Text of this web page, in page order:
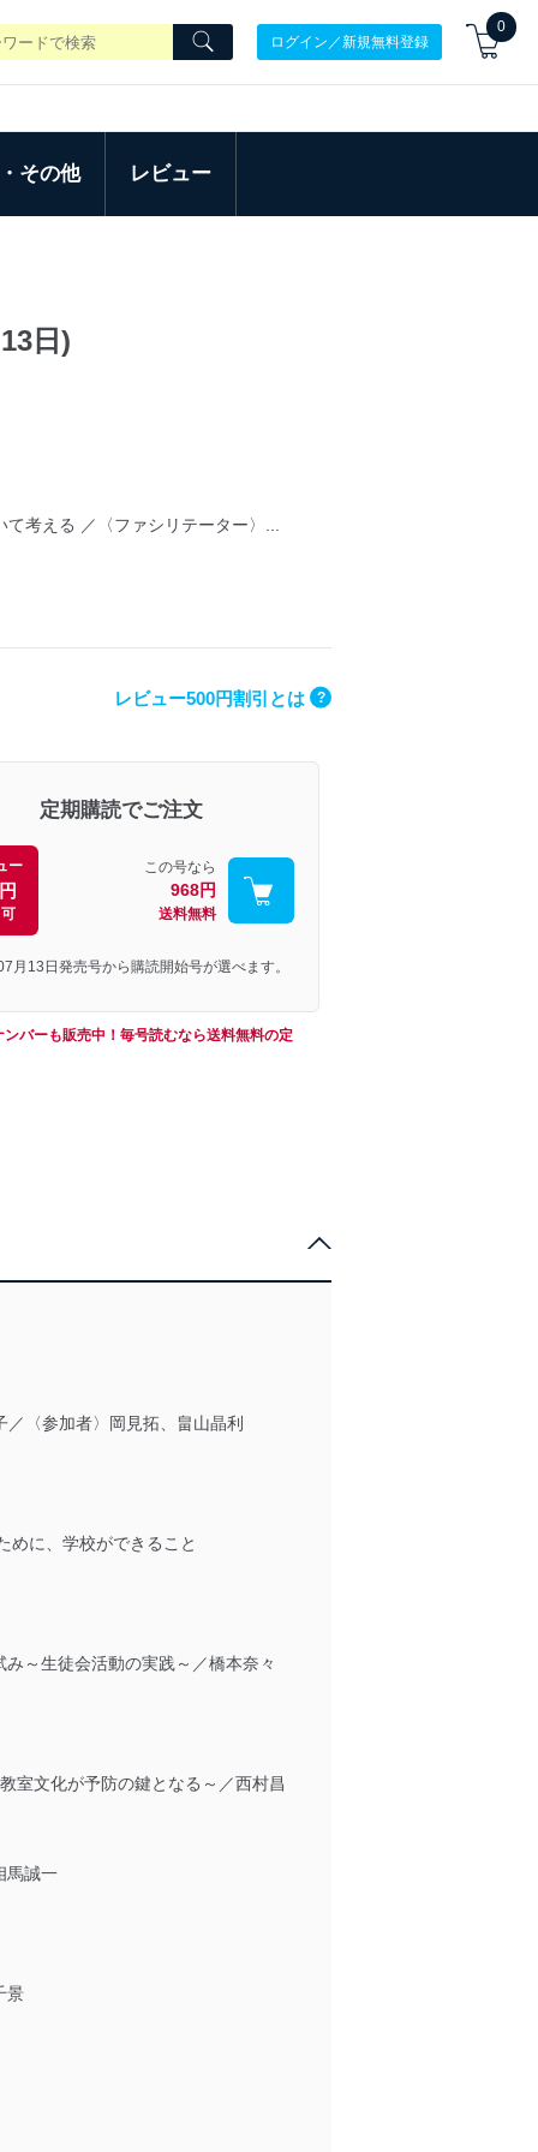
ログイン／新規無料登録
0
その他 レビュー
日)
考える ／〈ファシリテーター〉...
レビュー500円割引とは ?
定期購読でご注文
ー この号なら
968円
送料無料
月13日発売号から購読開始号が選べます。
ンバーも販売中！毎号読むなら送料無料の定
〈参加者〉岡見拓、畠山晶利
に、学校ができること
～生徒会活動の実践～／橋本奈々
室文化が予防の鍵となる～／西村昌
馬誠一
景